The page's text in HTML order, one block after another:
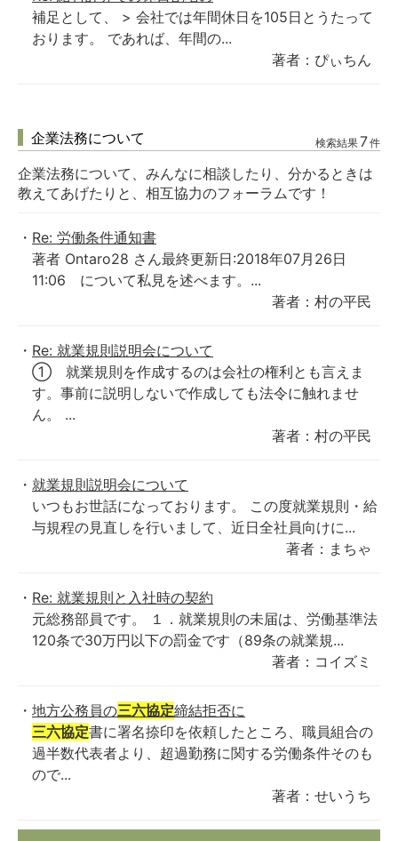
補足として、 > 会社では年間休日を105日とうたって
おります。 であれば、年間の...
著者：ぴぃちん
企業法務について 検索結果7件
企業法務について、みんなに相談したり、分かるときは
教えてあげたりと、相互協力のフォーラムです！
Re: 労働条件通知書
著者 Ontaro28 さん最終更新日:2018年07月26日
11:06 について私見を述べます。...
著者：村の平民
Re: 就業規則説明会について
① 就業規則を作成するのは会社の権利とも言えま
す。事前に説明しないで作成しても法令に触れませ
ん。 ...
著者：村の平民
就業規則説明会について
いつもお世話になっております。 この度就業規則・給
与規程の見直しを行いまして、近日全社員向けに...
著者：まちゃ
Re: 就業規則と入社時の契約
元総務部員です。 １．就業規則の未届は、労働基準法
120条で30万円以下の罰金です（89条の就業規...
著者：コイズミ
地方公務員の三六協定締結拒否に
三六協定書に署名捺印を依頼したところ、職員組合の
過半数代表者より、超過勤務に関する労働条件そのも
ので...
著者：せいうち